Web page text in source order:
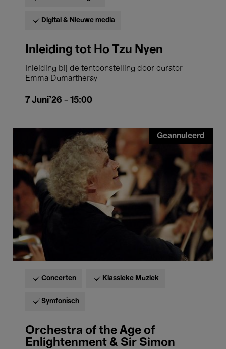
Digital & Nieuwe media
Inleiding tot Ho Tzu Nyen
Inleiding bij de tentoonstelling door curator
Emma Dumartheray
7 Juni'26 - 15:00
Age
of
Enlightenment
&
Sir
Rattle
Geannuleerd
Concerten Klassieke Muziek
Symfonisch
Orchestra of the Age of
Enlightenment & Sir Simon